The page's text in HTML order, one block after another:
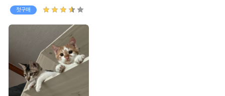
첫구매